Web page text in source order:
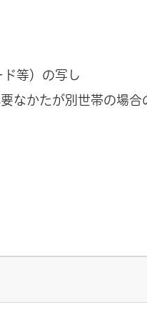
等）の写し
なかたが別世帯の場合